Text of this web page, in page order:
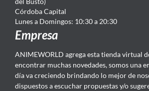
Córdoba Capital
Lunes a Domingos: 10:30 a 20:30
Empresa
ANIMEWORLD agrega esta tienda virtual
encontrar muchas novedades, somos una
día va creciendo brindando lo mejor de
dispuestos a escuchar propuestas y/o